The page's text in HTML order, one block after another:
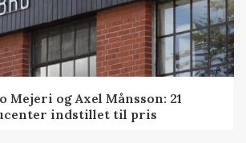
Mejeri og Axel Månsson: 21
indstillet til pris